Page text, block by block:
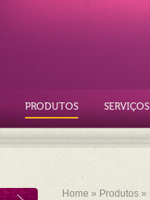
PRODUTOS SERVIÇOS
Home » Produtos »